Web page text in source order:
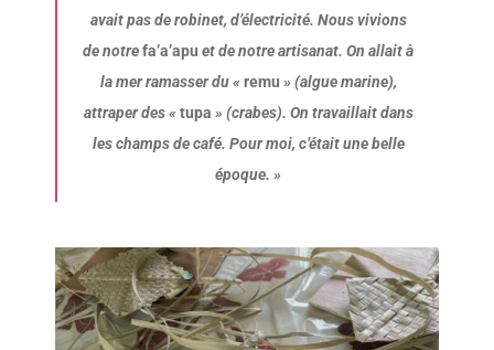
avait pas de robinet, d’électricité. Nous vivions
de notrefa’a’apu et de notre artisanat. On allait à
la mer ramasser du «remu » (algue marine),
attraper des «tupa » (crabes). On travaillait dans
les champs de café. Pour moi, c’était une belle
époque. »